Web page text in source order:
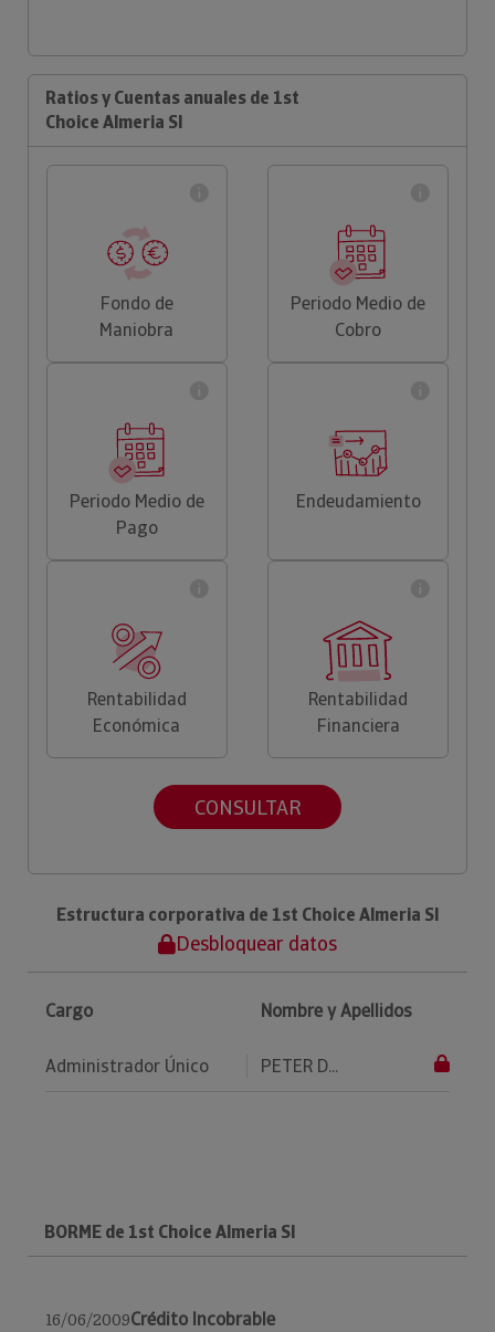
Ratios y Cuentas anuales de 1st
Choice Almeria Sl
Fondo de
Maniobra
Periodo Medio de
Cobro
Periodo Medio de
Pago
Endeudamiento
Rentabilidad
Económica
Rentabilidad
Financiera
CONSULTAR
Estructura corporativa de 1st Choice Almeria Sl
Desbloquear datos
Cargo Nombre y Apellidos
Administrador Único PETER D...
BORME de 1st Choice Almeria Sl
16/06/2009Crédito Incobrable